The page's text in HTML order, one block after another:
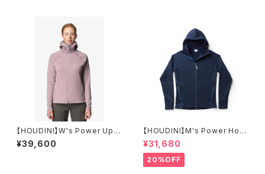
【HOUDINI】W's Power Up H
oudi
¥39,600
【HOUDINI】M's Power Hou
di
¥31,680
20%OFF